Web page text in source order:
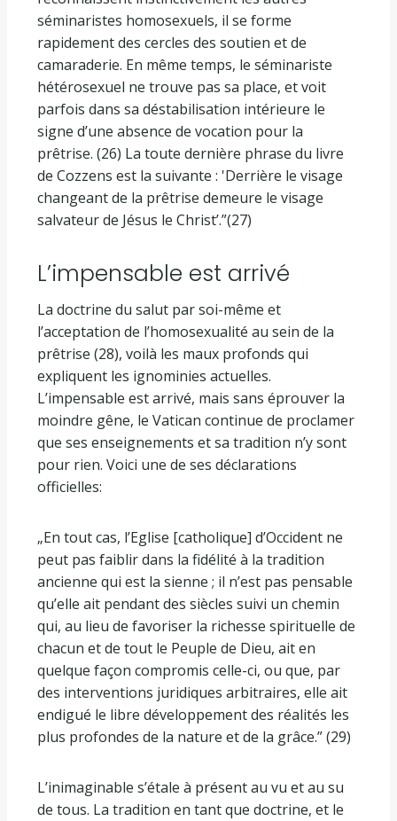
séminaristes homosexuels, il se forme
rapidement des cercles des soutien et de
camaraderie. En même temps, le séminariste
hétérosexuel ne trouve pas sa place, et voit
parfois dans sa déstabilisation intérieure le
signe d’une absence de vocation pour la
prêtrise. (26) La toute dernière phrase du livre
de Cozzens est la suivante : 'Derrière le visage
changeant de la prêtrise demeure le visage
salvateur de Jésus le Christ’.”(27)
L’impensable est arrivé
La doctrine du salut par soi-même et
l’acceptation de l’homosexualité au sein de la
prêtrise (28), voilà les maux profonds qui
expliquent les ignominies actuelles.
L’impensable est arrivé, mais sans éprouver la
moindre gêne, le Vatican continue de proclamer
que ses enseignements et sa tradition n’y sont
pour rien. Voici une de ses déclarations
officielles:
„En tout cas, l’Eglise [catholique] d’Occident ne
peut pas faiblir dans la fidélité à la tradition
ancienne qui est la sienne ; il n’est pas pensable
qu’elle ait pendant des siècles suivi un chemin
qui, au lieu de favoriser la richesse spirituelle de
chacun et de tout le Peuple de Dieu, ait en
quelque façon compromis celle-ci, ou que, par
des interventions juridiques arbitraires, elle ait
endigué le libre développement des réalités les
plus profondes de la nature et de la grâce.” (29)
L’inimaginable s’étale à présent au vu et au su
de tous. La tradition en tant que doctrine, et le